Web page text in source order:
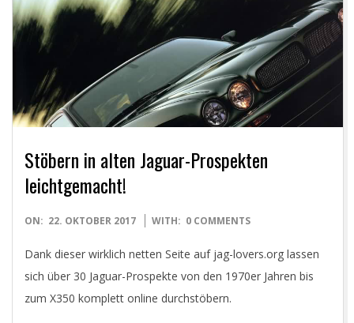
T
Stöbern in alten Jaguar-Prospekten
leichtgemacht!
2017-
ON: 22. OKTOBER 2017 WITH: 0 COMMENTS
Dank dieser wirklich netten Seite auf jag-lovers.org lassen
sich über 30 Jaguar-Prospekte von den 1970er Jahren bis
zum X350 komplett online durchstöbern.